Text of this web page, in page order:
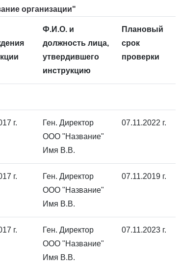
организации"
Ф.И.О. и
должность лица,
утвердившего
инструкцию
Плановый
срок
проверки
г.
Ген. Директор
ООО "Название"
Имя В.В.
07.11.2022 г.
г.
Ген. Директор
ООО "Название"
Имя В.В.
07.11.2019 г.
г.
Ген. Директор
ООО "Название"
Имя В.В.
07.11.2023 г.